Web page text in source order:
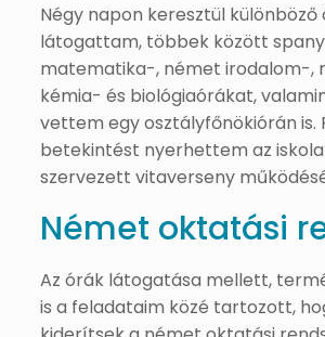
Négy napon keresztül különböző
látogattam, többek között
matematika-, német irodalom-,
kémia- és biológiaórákat,
vettem egy osztályfőnökiórán is.
betekintést nyerhettem az
szervezett vitaverseny
Német oktatási
Az órák látogatása mellett,
is a feladataim közé tartozott,